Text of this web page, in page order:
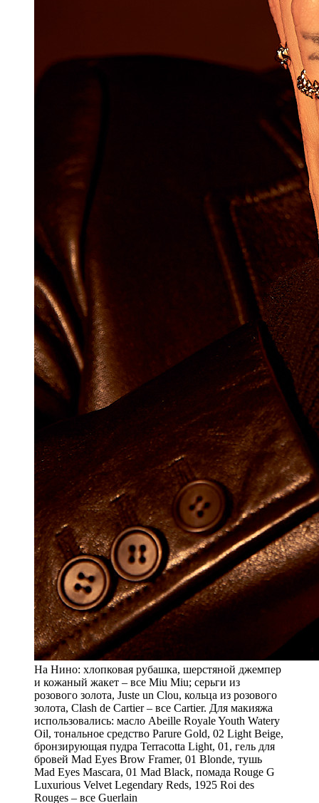
На Нино: хлопковая рубашка, шерстяной джемпер
и кожаный жакет – все Miu Miu; серьги из
розового золота, Juste un Clou, кольца из розового
золота, Clash de Cartier – все Cartier. Для макияжа
использовались: масло Abeille Royale Youth Watery
Oil, тональное средство Parure Gold, 02 Light Beige,
бронзирующая пудра Terracotta Light, 01, гель для
бровей Mad Eyes Brow Framer, 01 Blonde, тушь
Mad Eyes Mascara, 01 Mad Black, помада Rouge G
Luxurious Velvet Legendary Reds, 1925 Roi des
Rouges – все Guerlain